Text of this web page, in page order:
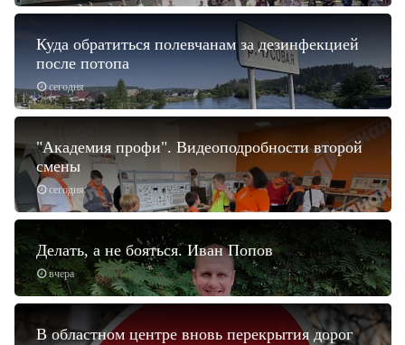
сегодня
Куда обратиться полевчанам за дезинфекцией
после потопа
сегодня
"Академия профи". Видеоподробности второй
смены
вчера
Делать, а не бояться. Иван Попов
В областном центре вновь перекрытия дорог